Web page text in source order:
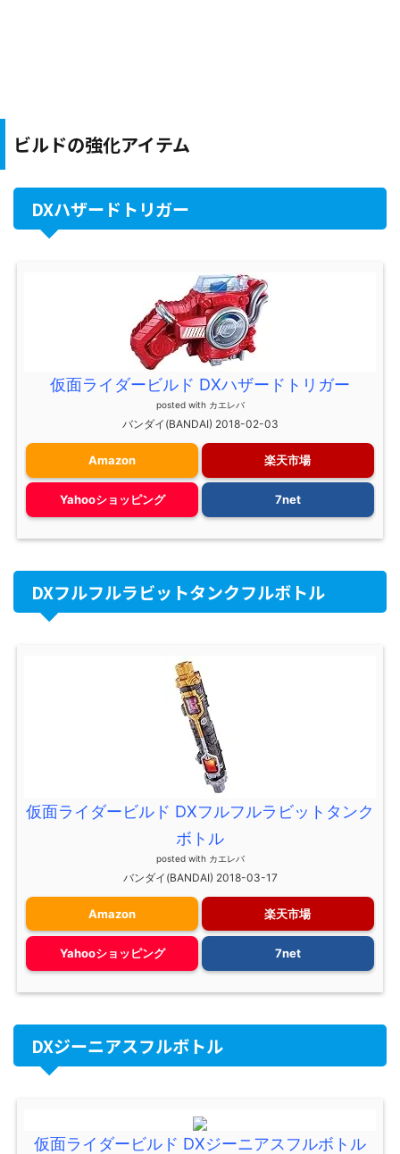
ビルドの強化アイテム
DXハザードトリガー
仮面ライダービルド DXハザードトリガー
posted with カエレバ
バンダイ(BANDAI) 2018-02-03
Amazon 楽天市場
Yahooショッピング 7net
DXフルフルラビットタンクフルボトル
仮面ライダービルド DXフルフルラビットタンク
ボトル
posted with カエレバ
バンダイ(BANDAI) 2018-03-17
Amazon 楽天市場
Yahooショッピング 7net
DXジーニアスフルボトル
仮面ライダービルド DXジーニアスフルボトル